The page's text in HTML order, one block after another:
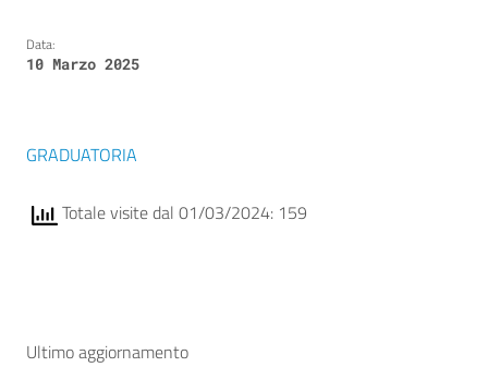
Data:
10 Marzo 2025
GRADUATORIA
Totale visite dal 01/03/2024: 159
Ultimo aggiornamento